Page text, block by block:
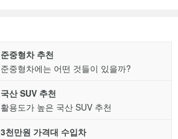
준중형차 추천
준중형차에는 어떤 것들이 있을까?
국산 SUV 추천
활용도가 높은 국산 SUV 추천
3천만원 가격대 수입차